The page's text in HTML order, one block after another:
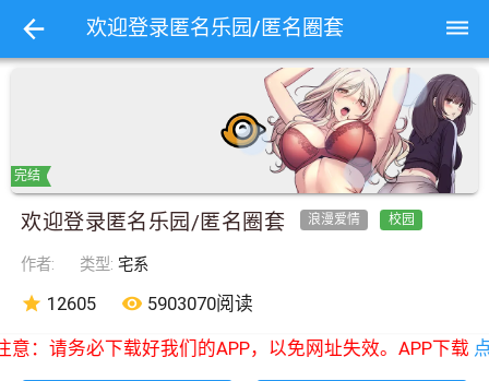
欢迎登录匿名乐园/匿名圈套 dehaze
完结
欢迎登录匿名乐园/匿名圈套 浪漫爱情 校园
作者: 类型:宅系
star 12605 remove_red_eye 5903070阅读
意：请务必下载好我们的APP，以免网址失效。APP下载